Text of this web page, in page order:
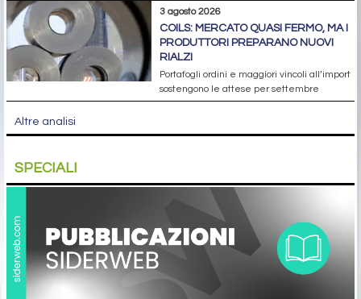
3 agosto 2026
COILS: MERCATO QUASI FERMO, MA I
PRODUTTORI PREPARANO NUOVI
RIALZI
Portafogli ordini e maggiori vincoli all’import
sostengono le attese per settembre
Altre analisi
SPECIALI